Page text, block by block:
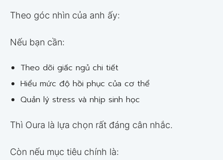
Theo góc nhìn của anh ấy:
Nếu bạn cần:
Theo dõi giấc ngủ chi tiết
Hiểu mức độ hồi phục của cơ thể
Quản lý stress và nhịp sinh học
Thì Oura là lựa chọn rất đáng cân nhắc.
Còn nếu mục tiêu chính là: